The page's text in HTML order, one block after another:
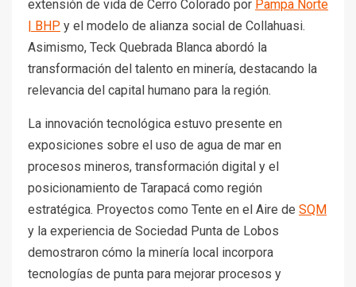
extensión de vida de Cerro Colorado por Pampa Norte
| BHP y el modelo de alianza social de Collahuasi.
Asimismo, Teck Quebrada Blanca abordó la
transformación del talento en minería, destacando la
relevancia del capital humano para la región.
La innovación tecnológica estuvo presente en
exposiciones sobre el uso de agua de mar en
procesos mineros, transformación digital y el
posicionamiento de Tarapacá como región
estratégica. Proyectos como Tente en el Aire de SQM
y la experiencia de Sociedad Punta de Lobos
demostraron cómo la minería local incorpora
tecnologías de punta para mejorar procesos y